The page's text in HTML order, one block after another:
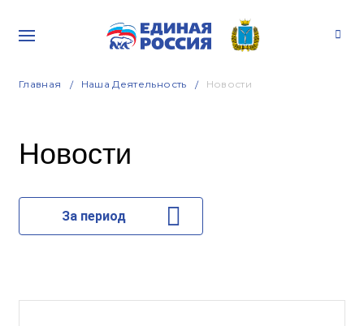
Главная Наша Деятельность Новости
Новости
За период